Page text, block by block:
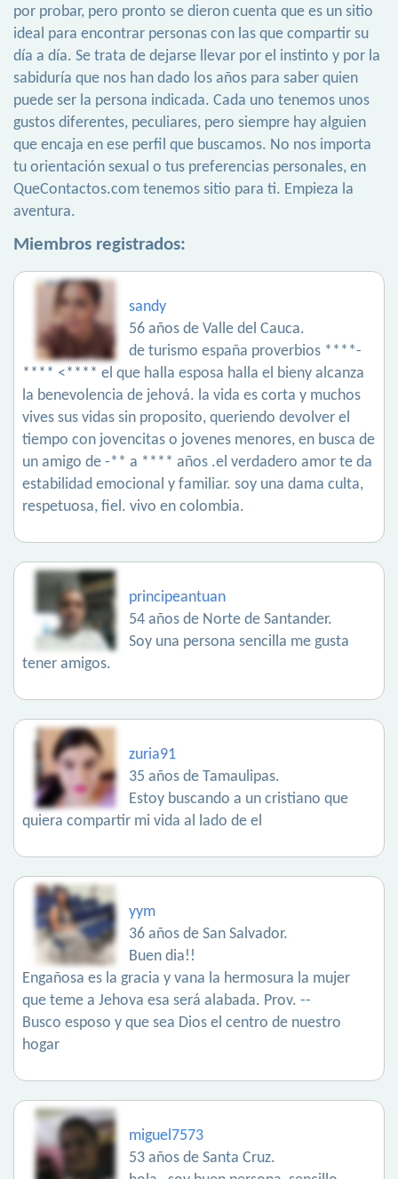
por probar, pero pronto se dieron cuenta que es un sitio
ideal para encontrar personas con las que compartir su
día a día. Se trata de dejarse llevar por el instinto y por la
sabiduría que nos han dado los años para saber quien
puede ser la persona indicada. Cada uno tenemos unos
gustos diferentes, peculiares, pero siempre hay alguien
que encaja en ese perfil que buscamos. No nos importa
tu orientación sexual o tus preferencias personales, en
QueContactos.com tenemos sitio para ti. Empieza la
aventura.
Miembros registrados:
sandy
56 años de Valle del Cauca.
de turismo españa proverbios ****-
**** <**** el que halla esposa halla el bieny alcanza
la benevolencia de jehová. la vida es corta y muchos
vives sus vidas sin proposito, queriendo devolver el
tiempo con jovencitas o jovenes menores, en busca de
un amigo de -** a **** años .el verdadero amor te da
estabilidad emocional y familiar. soy una dama culta,
respetuosa, fiel. vivo en colombia.
principeantuan
54 años de Norte de Santander.
Soy una persona sencilla me gusta
tener amigos.
zuria91
35 años de Tamaulipas.
Estoy buscando a un cristiano que
quiera compartir mi vida al lado de el
yym
36 años de San Salvador.
Buen dia!!
Engañosa es la gracia y vana la hermosura la mujer
que teme a Jehova esa será alabada. Prov. --
Busco esposo y que sea Dios el centro de nuestro
hogar
miguel7573
53 años de Santa Cruz.